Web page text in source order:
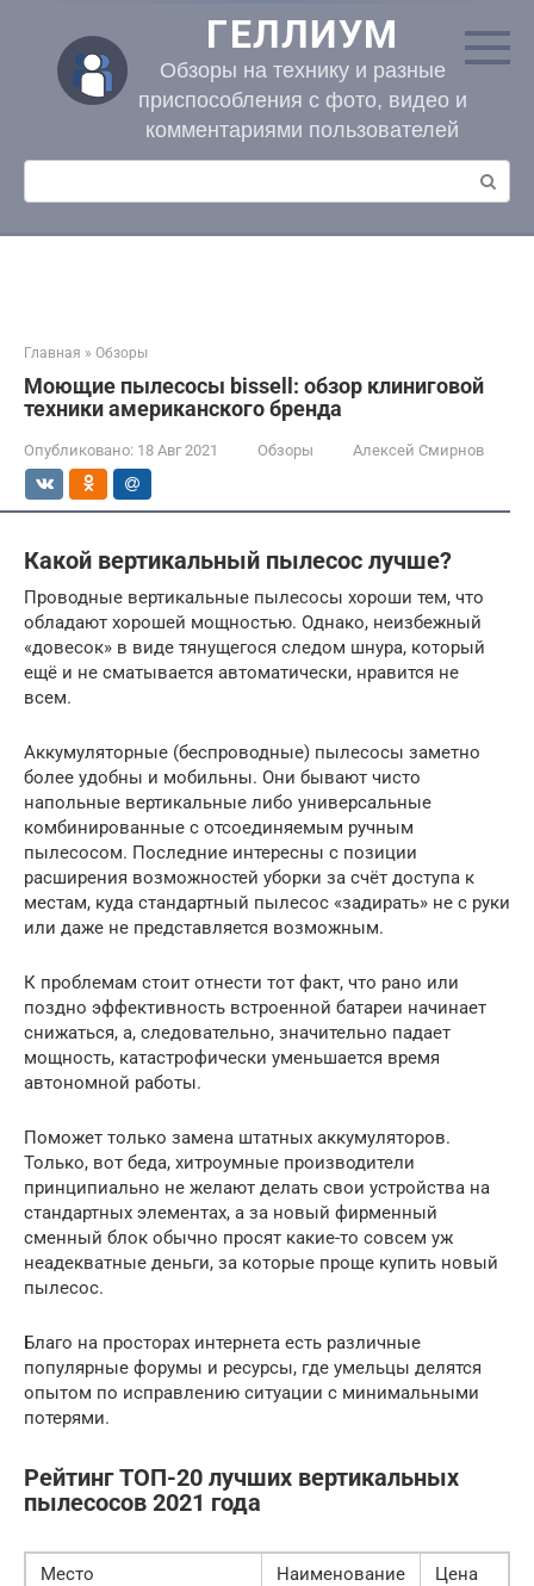
контенту
ГЕЛЛИУМ
Обзоры на технику и разные
приспособления с фото, видео и
комментариями пользователей
Поиск:
Главная » Обзоры
Моющие пылесосы bissell: обзор клиниговой
техники американского бренда
Опубликовано: 18 Авг 2021 Обзоры Алексей Смирнов
Какой вертикальный пылесос лучше?
Проводные вертикальные пылесосы хороши тем, что
обладают хорошей мощностью. Однако, неизбежный
«довесок» в виде тянущегося следом шнура, который
ещё и не сматывается автоматически, нравится не
всем.
Аккумуляторные (беспроводные) пылесосы заметно
более удобны и мобильны. Они бывают чисто
напольные вертикальные либо универсальные
комбинированные с отсоединяемым ручным
пылесосом. Последние интересны с позиции
расширения возможностей уборки за счёт доступа к
местам, куда стандартный пылесос «задирать» не с руки
или даже не представляется возможным.
К проблемам стоит отнести тот факт, что рано или
поздно эффективность встроенной батареи начинает
снижаться, а, следовательно, значительно падает
мощность, катастрофически уменьшается время
автономной работы.
Поможет только замена штатных аккумуляторов.
Только, вот беда, хитроумные производители
принципиально не желают делать свои устройства на
стандартных элементах, а за новый фирменный
сменный блок обычно просят какие-то совсем уж
неадекватные деньги, за которые проще купить новый
пылесос.
Благо на просторах интернета есть различные
популярные форумы и ресурсы, где умельцы делятся
опытом по исправлению ситуации с минимальными
потерями.
Рейтинг ТОП-20 лучших вертикальных
пылесосов 2021 года
Место Наименование
Цена